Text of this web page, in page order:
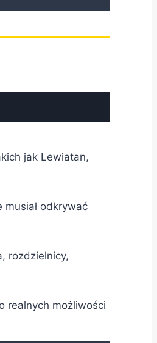
jak Lewiatan,
musiał odkrywać
rozdzielnicy,
realnych możliwości